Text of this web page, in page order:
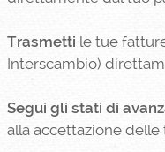
Trasmetti le tue
Interscambio)
Segui gli stati di
alla accettazione